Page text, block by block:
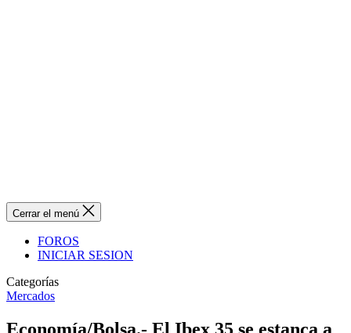
Cerrar el menú
FOROS
INICIAR SESION
Categorías
Mercados